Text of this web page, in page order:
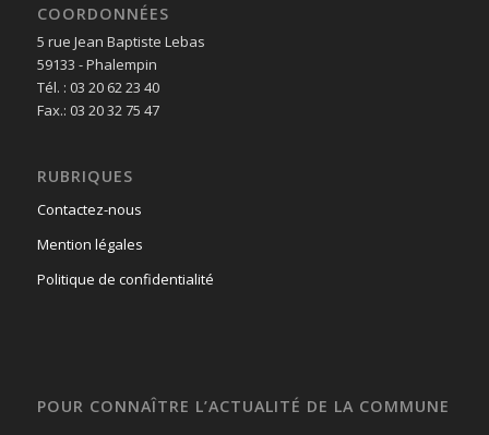
COORDONNÉES
5 rue Jean Baptiste Lebas
59133 - Phalempin
Tél. : 03 20 62 23 40
Fax.: 03 20 32 75 47
RUBRIQUES
Contactez-nous
Mention légales
Politique de confidentialité
POUR CONNAÎTRE L’ACTUALITÉ DE LA COMMUNE